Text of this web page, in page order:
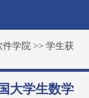
件学院 >>学生获
大学生数学